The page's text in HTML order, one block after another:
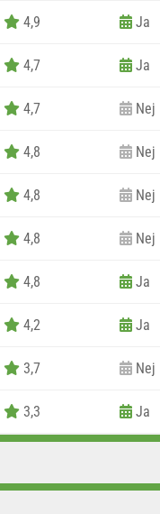
4,9 Ja
4,7 Ja
4,7 Nej
4,8 Nej
4,8 Nej
4,8 Nej
4,8 Ja
4,2 Ja
3,7 Nej
3,3 Ja